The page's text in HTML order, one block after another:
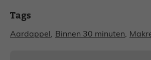
Tags
Aardappel , Binnen 30 minuten,